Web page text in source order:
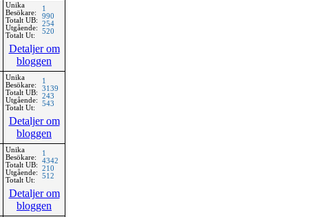
Unika
Besökare:
Totalt UB:
Utgående:
Totalt Ut:
1
990
254
520
Detaljer om
bloggen
Unika
Besökare:
Totalt UB:
Utgående:
Totalt Ut:
1
3139
243
543
Detaljer om
bloggen
Unika
Besökare:
Totalt UB:
Utgående:
Totalt Ut:
1
4342
210
512
Detaljer om
bloggen